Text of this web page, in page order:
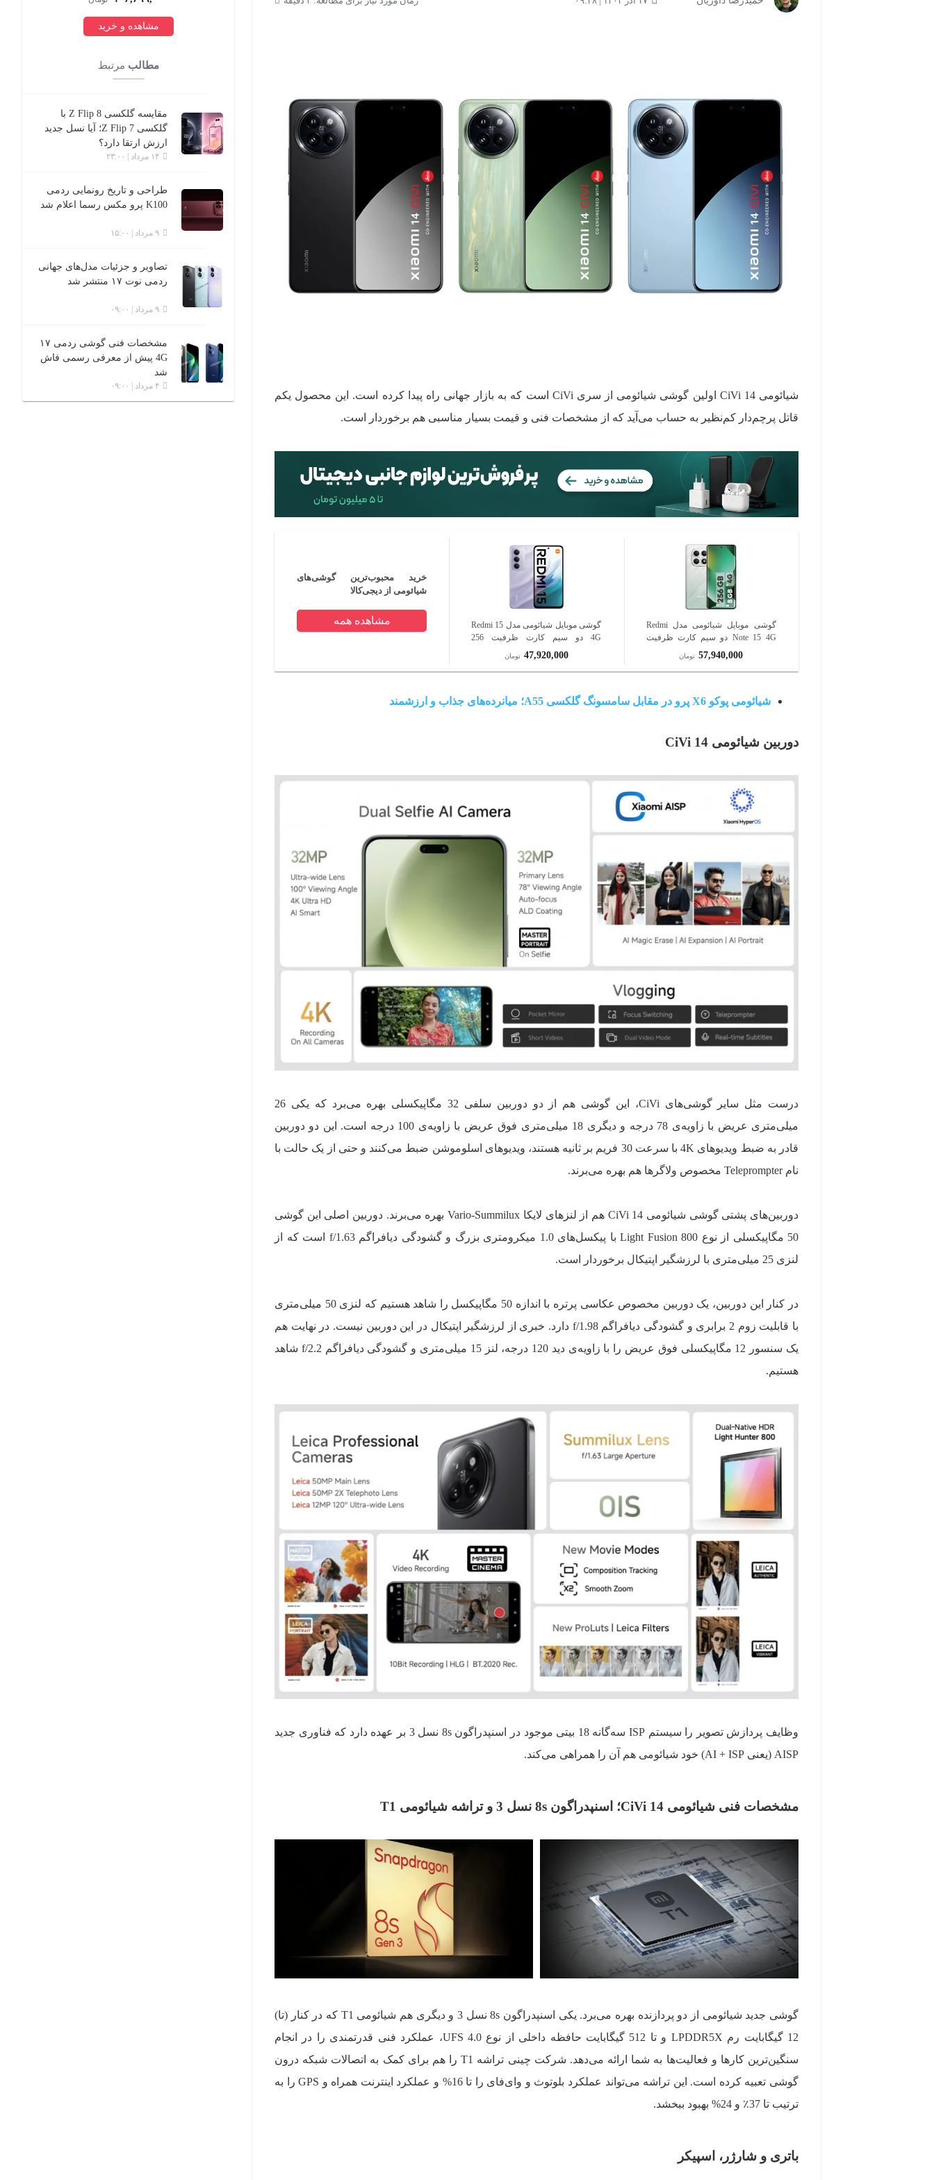
شیائومی 14 CiVi اولین گوشی شیائومی از سری CiVi است که به بازار جهانی راه پیدا کرده است. این محصول یکم
قاتل پرچم‌دار کم‌نظیر به حساب می‌آید که از مشخصات فنی و قیمت بسیار مناسبی هم برخوردار است.
گوشی موبایل شیائومی مدل Redmi
Note 15 4G دو سیم کارت ظرفیت
57,940,000 تومان
گوشی موبایل شیائومی مدل Redmi 15
4G دو سیم کارت ظرفیت 256
گیگابایت و رم 8 گیگابایت47,920,000 تومان
خرید محبوب‌ترین گوشی‌های
شیائومی از دیجی‌کالا
مشاهده همه
شیائومی پوکو X6 پرو در مقابل سامسونگ گلکسی A55؛ میانرده‌های جذاب و ارزشمند
دوربین شیائومی 14 CiVi
درست مثل سایر گوشی‌های CiVi، این گوشی هم از دو دوربین سلفی 32 مگاپیکسلی بهره می‌برد که یکی 26
میلی‌متری عریض با زاویه‌ی 78 درجه و دیگری 18 میلی‌متری فوق عریض با زاویه‌ی 100 درجه است. این دو دوربین
قادر به ضبط ویدیوهای 4K با سرعت 30 فریم بر ثانیه هستند، ویدیوهای اسلوموشن ضبط می‌کنند و حتی از یک حالت با
نام Teleprompter مخصوص ولاگرها هم بهره می‌برند.
دوربین‌های پشتی گوشی شیائومی 14 CiVi هم از لنزهای لایکا Vario-Summilux بهره می‌برند. دوربین اصلی این گوشی
50 مگاپیکسلی از نوع Light Fusion 800 با پیکسل‌های 1.0 میکرومتری بزرگ و گشودگی دیافراگم f/1.63 است که از
لنزی 25 میلی‌متری با لرزشگیر اپتیکال برخوردار است.
در کنار این دوربین، یک دوربین مخصوص عکاسی پرتره با اندازه 50 مگاپیکسل را شاهد هستیم که لنزی 50 میلی‌متری
با قابلیت زوم 2 برابری و گشودگی دیافراگم f/1.98 دارد. خبری از لرزشگیر اپتیکال در این دوربین نیست. در نهایت هم
یک سنسور 12 مگاپیکسلی فوق عریض را با زاویه‌ی دید 120 درجه، لنز 15 میلی‌متری و گشودگی دیافراگم f/2.2 شاهد
هستیم.
وظایف پردازش تصویر را سیستم ISP سه‌گانه 18 بیتی موجود در اسنپدراگون 8s نسل 3 بر عهده دارد که فناوری جدید
AISP (یعنی AI + ISP) خود شیائومی هم آن را همراهی می‌کند.
مشخصات فنی شیائومی 14 CiVi؛ اسنپدراگون 8s نسل 3 و تراشه شیائومی T1
گوشی جدید شیائومی از دو پردازنده بهره می‌برد. یکی اسنپدراگون 8s نسل 3 و دیگری هم شیائومی T1 که در کنار (تا)
12 گیگابایت رم LPDDR5X و تا 512 گیگابایت حافظه داخلی از نوع UFS 4.0، عملکرد فنی قدرتمندی را در انجام
سنگین‌ترین کارها و فعالیت‌ها به شما ارائه می‌دهد. شرکت چینی تراشه T1 را هم برای کمک به اتصالات شبکه درون
گوشی تعبیه کرده است. این تراشه می‌تواند عملکرد بلوتوث و وای‌فای را تا 16% و عملکرد اینترنت همراه و GPS را به
ترتیب تا 37٪ و 24% بهبود ببخشد.
باتری و شارژر، اسپیکر
مشاهده و خرید
مطالب مرتبط
مقایسه گلکسی Z Flip 8 با
گلکسی Z Flip 7؛ آیا نسل جدید
ارزش ارتقا دارد؟
۱۴ مرداد | ۲۳:۰۰
طراحی و تاریخ رونمایی ردمی
K100 پرو مکس رسما اعلام شد
۹ مرداد | ۱۵:۰۰
تصاویر و جزئیات مدل‌های جهانی
ردمی نوت ۱۷ منتشر شد
۹ مرداد | ۰۹:۰۰
مشخصات فنی گوشی ردمی ۱۷
4G پیش از معرفی رسمی فاش
شد
۴ مرداد | ۰۹:۰۰